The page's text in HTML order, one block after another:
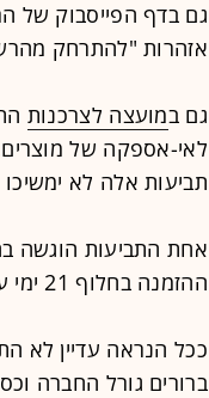
גם בדף הפייסבוק של
אזהרות "להתרחק
גם במועצה לצרכנות
לאי-אספקה של
תביעות אלה לא
אחת התביעות הוגשה
ההזמנה בחלוף 21 ימי עבודה כמובטח.
ככל הנראה עדיין לא
ברורים גורל החברה